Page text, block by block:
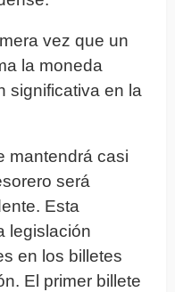
vez que un
la moneda
significativa en la
mantendrá casi
será
Esta
legislación
en los billetes
El primer billete